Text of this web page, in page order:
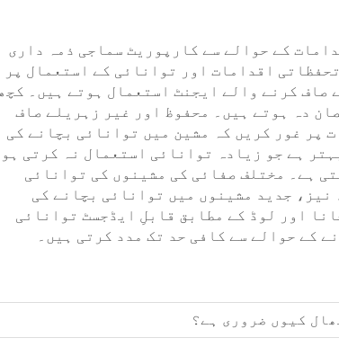
کے حوالے سے کارپوریٹ سماجی ذمہ داری
اقدامات اور توانائی کے استعمال پر
صاف کرنے والے ایجنٹ استعمال ہوتے ہیں۔
دہ ہوتے ہیں۔ محفوظ اور غیر زہریلے صاف
پر غور کریں کہ مشین میں توانائی بچانے کی
ہے جو زیادہ توانائی استعمال نہ کرتی ہو
ہے۔ مختلف صفائی کی مشینوں کی توانائی
جدید مشینوں میں توانائی بچانے کی
اور لوڈ کے مطابق قابلِ ایڈجسٹ توانائی
کے حوالے سے کافی حد تک مدد کرتی ہیں۔
کیوں ضروری ہے؟